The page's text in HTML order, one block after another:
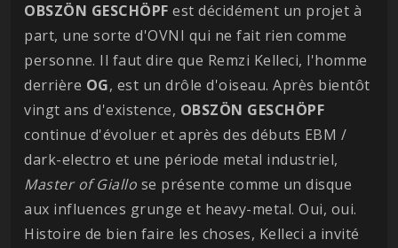
OBSZÖN GESCHÖPF est décidément un projet à
part, une sorte d'OVNI qui ne fait rien comme
personne. Il faut dire que Remzi Kelleci, l'homme
derrière OG, est un drôle d'oiseau. Après bientôt
vingt ans d'existence, OBSZÖN GESCHÖPF
continue d'évoluer et après des débuts EBM /
dark-electro et une période metal industriel,
Master of Giallo se présente comme un disque
aux influences grunge et heavy-metal. Oui, oui.
Histoire de bien faire les choses, Kelleci a invité